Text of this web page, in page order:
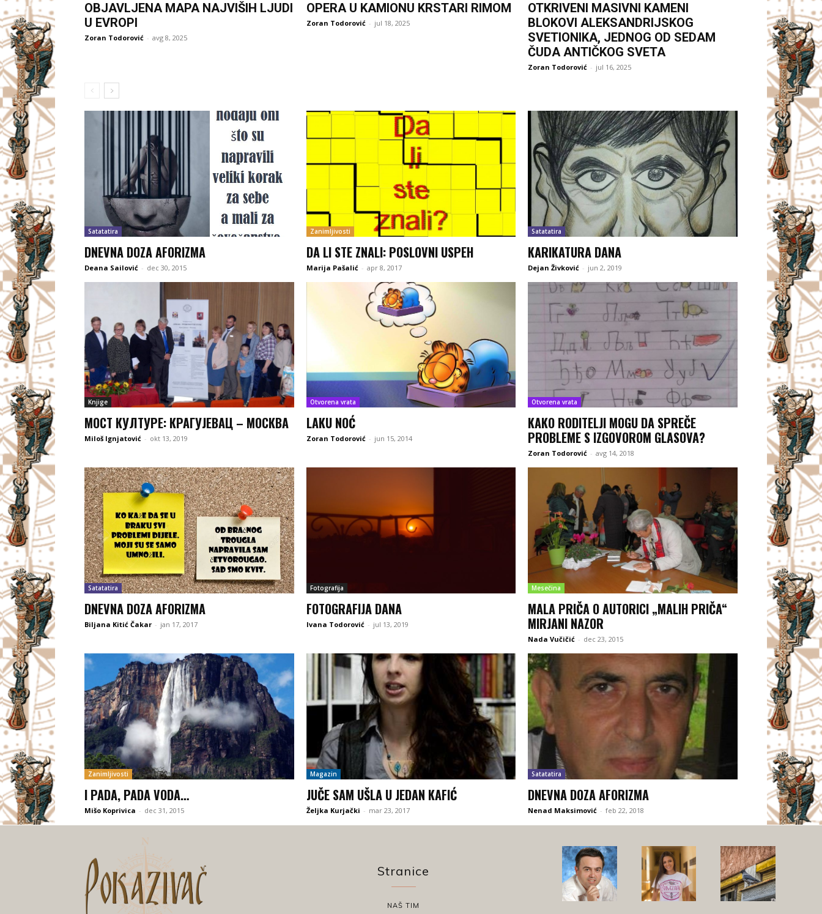
OBJAVLJENA MAPA NAJVIŠIH LJUDI
U EVROPI
Zoran Todorović - avg 8, 2025
OPERA U KAMIONU KRSTARI RIMOM
Zoran Todorović - jul 18, 2025
OTKRIVENI MASIVNI KAMENI
BLOKOVI ALEKSANDRIJSKOG
SVETIONIKA, JEDNOG OD SEDAM
ČUDA ANTIČKOG SVETA
Zoran Todorović - jul 16, 2025
Satatatira
DNEVNA DOZA AFORIZMA
Deana Sailović - dec 30, 2015
Zanimljivosti
DA LI STE ZNALI: POSLOVNI USPEH
Marija Pašalić - apr 8, 2017
Satatatira
KARIKATURA DANA
Dejan Živković - jun 2, 2019
Knjige
МОСТ КУЛТУРЕ: КРАГУЈЕВАЦ – МОСКВА
Miloš Ignjatović - okt 13, 2019
Otvorena vrata
LAKU NOĆ
Zoran Todorović - jun 15, 2014
Otvorena vrata
KAKO RODITELJI MOGU DA SPREČE
PROBLEME S IZGOVOROM GLASOVA?
Zoran Todorović - avg 14, 2018
Satatatira
DNEVNA DOZA AFORIZMA
Biljana Kitić Čakar - jan 17, 2017
Fotografija
FOTOGRAFIJA DANA
Ivana Todorović - jul 13, 2019
Mesečina
MALA PRIČA O AUTORICI „MALIH PRIČA“
MIRJANI NAZOR
Nada Vučičić - dec 23, 2015
Zanimljivosti
I PADA, PADA VODA…
Mišo Koprivica - dec 31, 2015
Magazin
JUČE SAM UŠLA U JEDAN KAFIĆ
Željka Kurjački - mar 23, 2017
Satatatira
DNEVNA DOZA AFORIZMA
Nenad Maksimović - feb 22, 2018
Stranice
NAŠ TIM